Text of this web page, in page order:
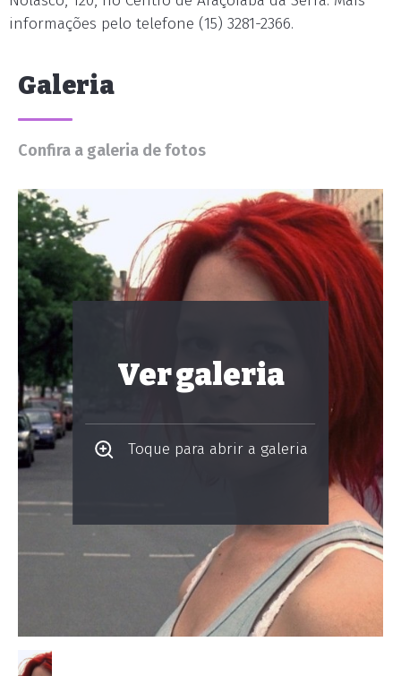
informações pelo telefone (15) 3281-2366.
Galeria
Confira a galeria de fotos
Ver galeria
Toque para abrir a galeria